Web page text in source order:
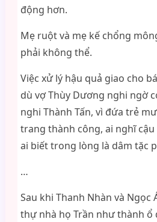
động hơn.
Mẹ ruột và mẹ kế chổng
phải không thể.
Việc xử lý hậu quả giao cho
dù vợ Thùy Dương nghi ngờ
nghi Thành Tấn, vì đứa trẻ
trang thành công, ai nghĩ
ai biết trong lòng là dâm tặc
…
Sau khi Thanh Nhàn và Ngọc
thự nhà họ Trần như thành ổ